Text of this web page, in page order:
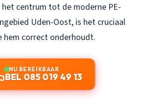
centrum tot de moderne PE-
Uden-Oost, is het cruciaal
hem correct onderhoudt.
NU BEREIKBAAR
BEL 085 019 49 13